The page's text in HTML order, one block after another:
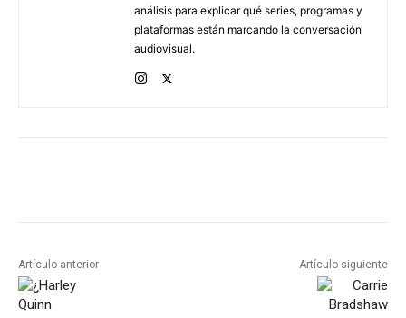
análisis para explicar qué series, programas y
plataformas están marcando la conversación
audiovisual.
Artículo anterior Artículo siguiente